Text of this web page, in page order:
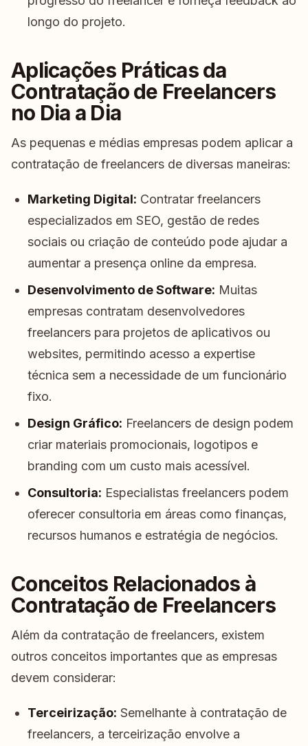
longo do projeto.
Aplicações Práticas da
Contratação de Freelancers
no Dia a Dia
As pequenas e médias empresas podem aplicar a
contratação de freelancers de diversas maneiras:
Marketing Digital: Contratar freelancers
especializados em SEO, gestão de redes
sociais ou criação de conteúdo pode ajudar a
aumentar a presença online da empresa.
Desenvolvimento de Software: Muitas
empresas contratam desenvolvedores
freelancers para projetos de aplicativos ou
websites, permitindo acesso a expertise
técnica sem a necessidade de um funcionário
fixo.
Design Gráfico: Freelancers de design podem
criar materiais promocionais, logotipos e
branding com um custo mais acessível.
Consultoria: Especialistas freelancers podem
oferecer consultoria em áreas como finanças,
recursos humanos e estratégia de negócios.
Conceitos Relacionados à
Contratação de Freelancers
Além da contratação de freelancers, existem
outros conceitos importantes que as empresas
devem considerar:
Terceirização: Semelhante à contratação de
freelancers, a terceirização envolve a